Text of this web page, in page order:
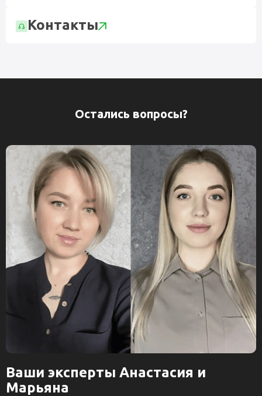
Контакты
Остались вопросы?
Ваши эксперты Анастасия и
Марьяна